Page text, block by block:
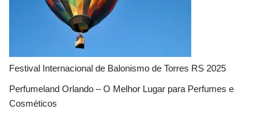
Festival Internacional de Balonismo de Torres RS 2025
Perfumeland Orlando – O Melhor Lugar para Perfumes e
Cosméticos